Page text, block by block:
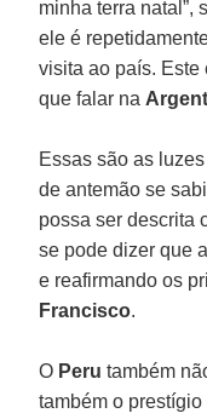
minha terra natal”,
ele é
visita ao país. Este
que falar na
Essas são as
de antemão se
possa ser descrita
se pode dizer que
e reafirmando os
Francisco.
O Peru também
também o